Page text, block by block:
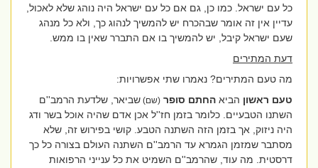
כל עם ישראל. כמו כן, גם אם כל עם ישראל היה נוהג שלא לאכול,
עדיין אין זה אומר שבהכרח יש להמשיך לנהוג כך, ולא כל מנהג
שעם ישראל קיבל, יש להמשיך בו אם התברר שאין בו ממש.
דעת המתירים
מה טעם המתירים? נאמרו שתי אפשרויות:
טעם ראשוןהביאהחתם סופר(שם)שביאר, שלדעת הרמב''ם
השתנו הטבעיים. כלומר בזמן חז''ל אכן אדם שהיה אוכל בשר ודג
היה ניזוק, אך בזמן הזה השתנה הטבע. קושי בפירוש זה, שלא
מסתבר שמזמן הגמרא עד הרמב''ם השתנה העולם בצורה כל כך
דרסטית. מה עוד, שהרמב''ם השמיט את כל ענייני הרפואות